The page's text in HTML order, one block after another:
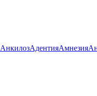
АнкилозАдентияАмнезия